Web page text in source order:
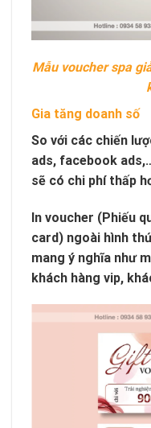
Mẫu voucher spa
Gia tăng doanh số
So với các chiến
ads, facebook
sẽ có chi phí thấp
In voucher (Phiếu
card) ngoài hình
mang ý nghĩa như
khách hàng vip,